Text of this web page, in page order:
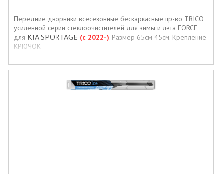
Передние дворники всесезонные бескаркасные пр-во TRICO
усиленной серии стеклоочистителей для зимы и лета FORCE
для KIA SPORTAGE (с 2022-). Размер 65см 45см. Крепление
КРЮЧОК